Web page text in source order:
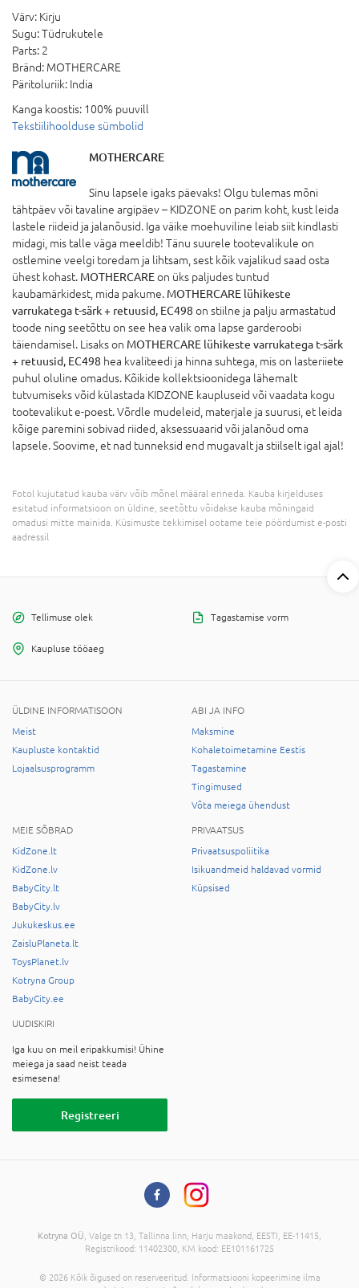
Värv: Kirju
Sugu:Tüdrukutele
Parts: 2
Bränd: MOTHERCARE
Päritoluriik: India
Kanga koostis: 100% puuvill
Tekstiilihoolduse sümbolid
MOTHERCARE
Sinu lapsele igaks päevaks! Olgu tulemas mõni
tähtpäev või tavaline argipäev – KIDZONE on parim koht, kust leida
lastele riideid ja jalanõusid. Iga väike moehuviline leiab siit kindlasti
midagi, mis talle väga meeldib! Tänu suurele tootevalikule on
ostlemine veelgi toredam ja lihtsam, sest kõik vajalikud saad osta
ühest kohast. MOTHERCAREon üks paljudes tuntud
kaubamärkidest, mida pakume. MOTHERCARE lühikeste
varrukatega t-särk + retuusid, EC498 on stiilne ja palju armastatud
toode ning seetõttu on see hea valik oma lapse garderoobi
täiendamisel. Lisaks on MOTHERCARE lühikeste varrukatega t-särk
+ retuusid, EC498 hea kvaliteedi ja hinna suhtega, mis on lasteriiete
puhul oluline omadus. Kõikide kollektsioonidega lähemalt
tutvumiseks võid külastada KIDZONE kaupluseid või vaadata kogu
tootevalikut e-poest. Võrdle mudeleid, materjale ja suurusi, et leida
kõige paremini sobivad riided, aksessuaarid või jalanõud oma
lapsele. Soovime, et nad tunneksid end mugavalt ja stiilselt igal ajal!
Fotol kujutatud kauba värv võib mõnel määral erineda. Kauba kirjelduses
esitatud informatsioon on üldine, seetõttu võidakse kauba mõningaid
omadusi mitte mainida. Küsimuste tekkimisel ootame teie pöördumist e-posti
aadressil
Tellimuse olek Tagastamise vorm
Kaupluse tööaeg
ÜLDINE INFORMATISOON
Meist
Kaupluste kontaktid
Lojaalsusprogramm
ABI JA INFO
Maksmine
Kohaletoimetamine Eestis
Tagastamine
Tingimused
Võta meiega ühendust
MEIE SÕBRAD
KidZone.lt
KidZone.lv
BabyCity.lt
BabyCity.lv
Jukukeskus.ee
ZaisluPlaneta.lt
ToysPlanet.lv
Kotryna Group
BabyCity.ee
PRIVAATSUS
Privaatsuspoliitika
Isikuandmeid haldavad vormid
Küpsised
UUDISKIRI
Iga kuu on meil eripakkumisi! Ühine
meiega ja saad neist teada
esimesena!
Registreeri
Kotryna OÜ , Valge tn 13, Tallinna linn, Harju maakond, EESTI, EE-11415,
Registrikood: 11402300, KM kood: EE101161725
© 2026 Kõik õigused on reserveeritud. Informatsiooni kopeerimine ilma